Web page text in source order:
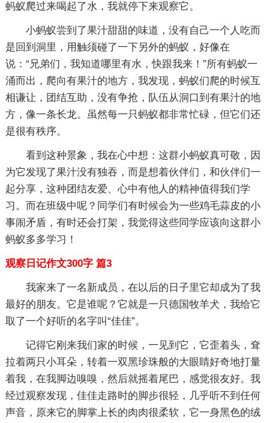
蚂蚁爬过来喝起了水，我就停下来观察它。
小蚂蚁尝到了果汁甜甜的味道，没有自己一个人吃而
是回到洞里，用触须碰了一下另外的蚂蚁，好像在
说：“兄弟们，我知道哪里有水，快跟我来！”所有蚂蚁一
涌而出，爬向有果汁的地方，我发现，蚂蚁们爬的时候互
相谦让，团结互助，没有争抢，队伍从洞口到有果汁的地
方，像一条长龙。虽然每一只蚂蚁都非常忙碌，但它们还
是很有秩序。
看到这种景象，我在心中想：这群小蚂蚁真可敬，因
为它发现了果汁没有独吞，而是想着伙伴们，和伙伴们一
起分享，这种团结友爱、心中有他人的精神值得我们学
习。而在班级中呢？同学们有时候会为一些鸡毛蒜皮的小
事闹矛盾，有时还会打架，我觉得这些同学应该向这群小
蚂蚁多多学习！
观察日记作文300字 篇3
我家来了一名新成员，在以后的日子里它却成为了我
最好的朋友。它是谁呢？它就是一只德国牧羊犬，我给它
取了一个好听的名字叫“佳佳”。
记得它刚来我们家的时候，一见到它，它歪着头，耷
拉着两只小耳朵，转着一双黑珍珠般的大眼睛好奇地打量
着我，在我脚边嗅嗅，然后就摇着尾巴，感觉很友好。我
经过观察发现，佳佳走路时的脚步很轻，几乎听不到任何
声音，原来它的脚掌上长的肉肉很柔软，它一身黑色的绒